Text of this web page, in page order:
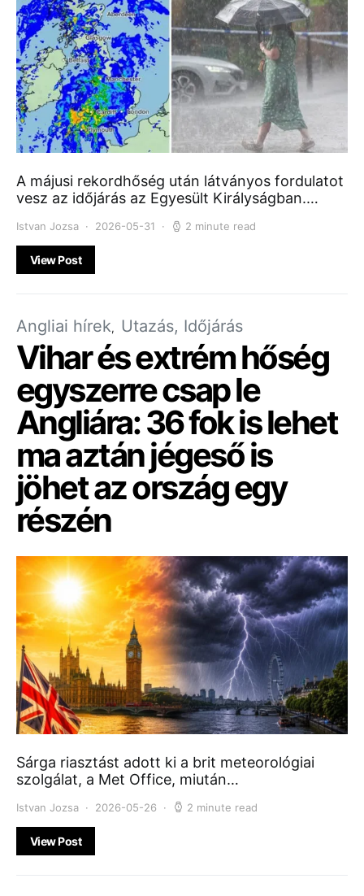
A májusi rekordhőség után látványos fordulatot
vesz az időjárás az Egyesült Királyságban.…
Istvan Jozsa 2026-05-31 2 minute read
View Post
Angliai hírek Utazás, Időjárás
Vihar és extrém hőség
egyszerre csap le
Angliára: 36 fok is lehet
ma aztán jégeső is
jöhet az ország egy
részén
Sárga riasztást adott ki a brit meteorológiai
szolgálat, a Met Office, miután…
Istvan Jozsa 2026-05-26 2 minute read
View Post